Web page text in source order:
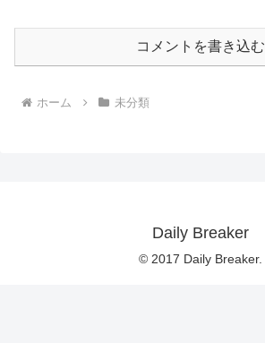
コメントを書き込む
ホーム 未分類
Daily Breaker
© 2017 Daily Breaker.